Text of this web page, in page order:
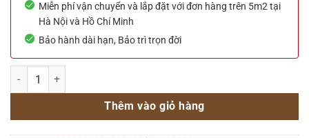
Miễn phí vận chuyển và lắp đặt với đơn hàng trên 5m2 tại
Hà Nội và Hồ Chí Minh
Bảo hành dài hạn, Bảo trì trọn đời
Rèm vải cao cấp - 34 số lượng
Thêm vào giỏ hàng